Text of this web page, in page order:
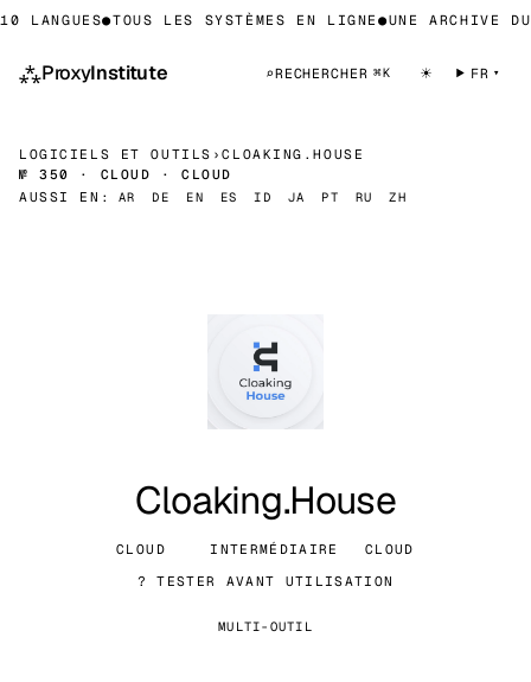
LANGUES●TOUS LES SYSTÈMES EN LIGNE●UNE ARCHIVE DU
⁂ProxyInstitute ⌕RECHERCHER ⌘K ☀ FR
LOGICIELS ET OUTILS ›CLOAKING.HOUSE
№ 350 · CLOUD · CLOUD
AUSSI EN:
AR DE EN ES ID JA PT RU ZH
Cloaking.House
CLOUD INTERMÉDIAIRE
CLOUD
? TESTER AVANT UTILISATION
MULTI-OUTIL